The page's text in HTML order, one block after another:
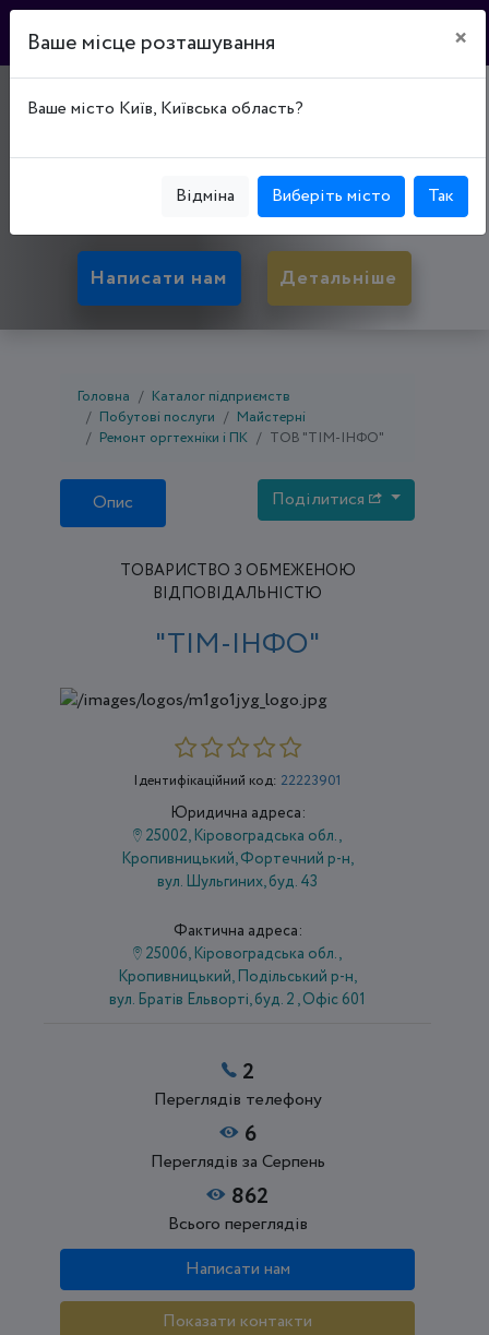
"ТІМ-ІНФО"
Подільський р-н, вул. Братів Ельворті, буд. 2,
Офіс 601
Написати нам Детальніше
Головна
Каталог підприємств
Побутові послуги
Майстерні
Ремонт оргтехніки і ПК
ТОВ "ТІМ-ІНФО"
Опис Поділитися
ТОВАРИСТВО З ОБМЕЖЕНОЮ
ВІДПОВІДАЛЬНІСТЮ
"ТІМ-ІНФО"
Ідентифікаційний код: 22223901
Юридична адреса:
25002, Кіровоградська обл.,
Кропивницький, Фортечний р-н,
вул. Шульгиних, буд. 43
Фактична адреса:
25006, Кіровоградська обл.,
Кропивницький, Подільський р-н,
вул. Братів Ельворті, буд. 2 , Офіс 601
2
Переглядів телефону
6
Переглядів за Серпень
862
Всього переглядів
Написати нам
Показати контакти
Ваше місце розташування ×
Ваше місто Київ, Київська область?
Відміна Виберіть місто Так